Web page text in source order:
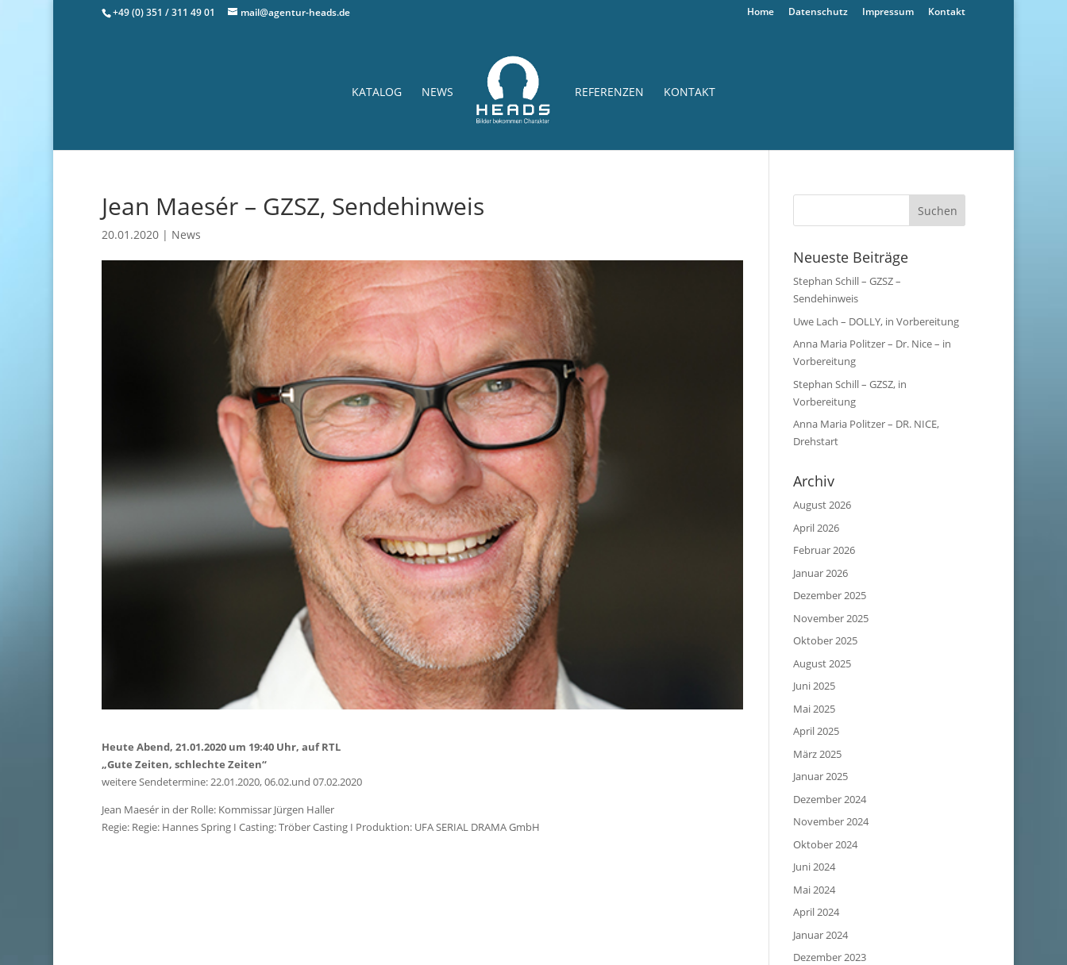
+49 (0) 351 / 311 49 01 mail@agentur-heads.de Home Datenschutz Impressum Kontakt
KATALOG NEWS REFERENZEN KONTAKT
Jean Maesér – GZSZ, Sendehinweis
20.01.2020| News
Heute Abend, 21.01.2020 um 19:40 Uhr, auf RTL
„Gute Zeiten, schlechte Zeiten“
weitere Sendetermine: 22.01.2020, 06.02.und 07.02.2020
Jean Maesér in der Rolle: Kommissar Jürgen Haller
Regie: Regie: Hannes Spring I Casting: Tröber Casting I Produktion: UFA SERIAL DRAMA GmbH
Neueste Beiträge
Stephan Schill – GZSZ –
Sendehinweis
Uwe Lach – DOLLY, in Vorbereitung
Anna Maria Politzer – Dr. Nice – in
Vorbereitung
Stephan Schill – GZSZ, in
Vorbereitung
Anna Maria Politzer – DR. NICE,
Drehstart
Archiv
August 2026
April 2026
Februar 2026
Januar 2026
Dezember 2025
November 2025
Oktober 2025
August 2025
Juni 2025
Mai 2025
April 2025
März 2025
Januar 2025
Dezember 2024
November 2024
Oktober 2024
Juni 2024
Mai 2024
April 2024
Januar 2024
Dezember 2023